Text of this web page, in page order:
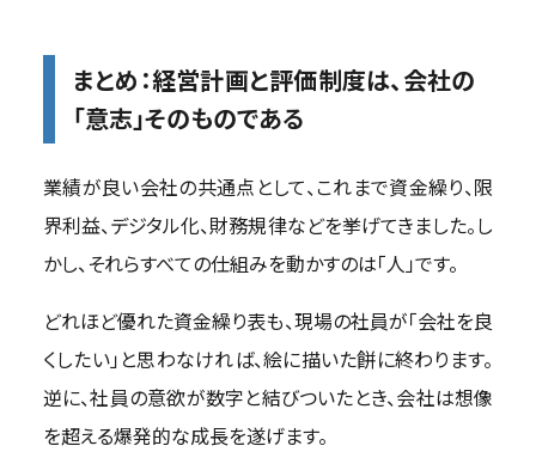
まとめ：経営計画と評価制度は、会社の
「意志」そのものである
業績が良い会社の共通点として、これまで資金繰り、限
界利益、デジタル化、財務規律などを挙げてきました。し
かし、それらすべての仕組みを動かすのは「人」です。
どれほど優れた資金繰り表も、現場の社員が「会社を良
くしたい」と思わなければ、絵に描いた餅に終わります。
逆に、社員の意欲が数字と結びついたとき、会社は想像
を超える爆発的な成長を遂げます。